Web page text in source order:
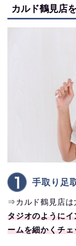
カルド鶴見店
手取り足
⇒カルド鶴見店は
タジオのように
ームを細かくチ